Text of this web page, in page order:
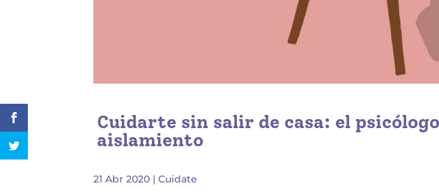
Cuidarte sin salir de casa: el
aislamiento
21 Abr 2020 |Cuidate